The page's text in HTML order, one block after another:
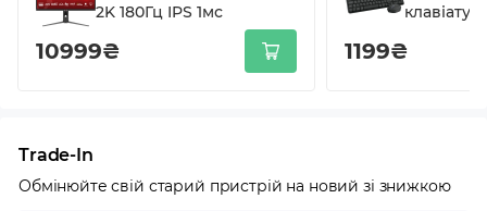
2K 180Гц IPS 1мс
10999₴
MK250
1199₴
Trade-In
Обмінюйте свій старий пристрій на новий зі знижкою